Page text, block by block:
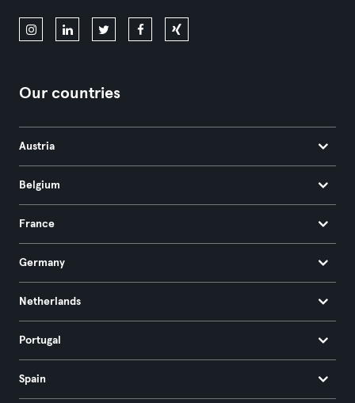
Our countries
Austria
Belgium
France
Germany
Netherlands
Portugal
Spain